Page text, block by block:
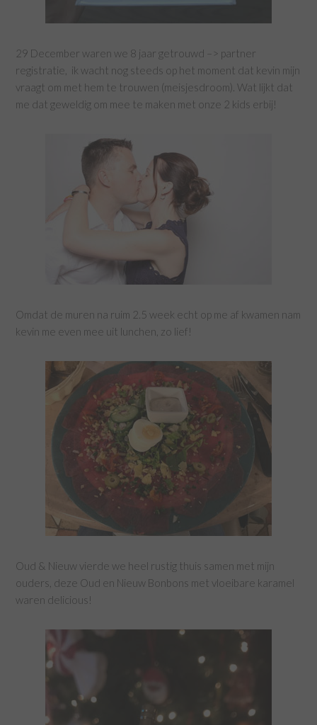
29 December waren we 8 jaar getrouwd –> partner
registratie, ik wacht nog steeds op het moment dat kevin mijn
vraagt om met hem te trouwen (meisjesdroom). Wat lijkt dat
me dat geweldig om mee te maken met onze 2 kids erbij!
Omdat de muren na ruim 2.5 week echt op me af kwamen nam
kevin me even mee uit lunchen, zo lief!
Oud & Nieuw vierde we heel rustig thuis samen met mijn
ouders, deze Oud en Nieuw Bonbons met vloeibare karamel
waren delicious!